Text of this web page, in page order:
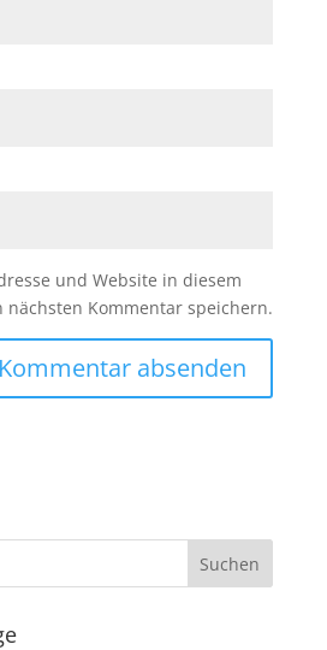
und Website in diesem
nächsten Kommentar speichern.